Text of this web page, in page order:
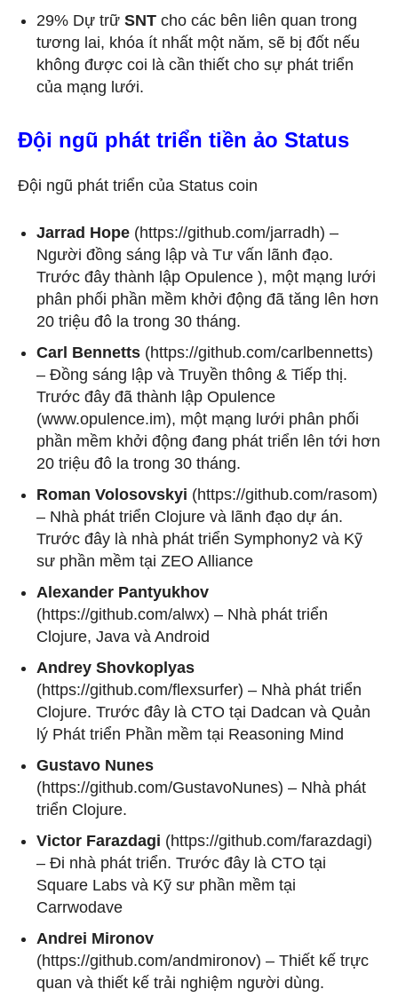
29% Dự trữ SNT cho các bên liên quan trong
tương lai, khóa ít nhất một năm, sẽ bị đốt nếu
không được coi là cần thiết cho sự phát triển
của mạng lưới.
Đội ngũ phát triển tiền ảo Status
Đội ngũ phát triển của Status coin
Jarrad Hope (https://github.com/jarradh) –
Người đồng sáng lập và Tư vấn lãnh đạo.
Trước đây thành lập Opulence ), một mạng lưới
phân phối phần mềm khởi động đã tăng lên hơn
20 triệu đô la trong 30 tháng.
Carl Bennetts (https://github.com/carlbennetts)
– Đồng sáng lập và Truyền thông & Tiếp thị.
Trước đây đã thành lập Opulence
(www.opulence.im), một mạng lưới phân phối
phần mềm khởi động đang phát triển lên tới hơn
20 triệu đô la trong 30 tháng.
Roman Volosovskyi (https://github.com/rasom)
– Nhà phát triển Clojure và lãnh đạo dự án.
Trước đây là nhà phát triển Symphony2 và Kỹ
sư phần mềm tại ZEO Alliance
Alexander Pantyukhov
(https://github.com/alwx) – Nhà phát triển
Clojure, Java và Android
Andrey Shovkoplyas
(https://github.com/flexsurfer) – Nhà phát triển
Clojure. Trước đây là CTO tại Dadcan và Quản
lý Phát triển Phần mềm tại Reasoning Mind
Gustavo Nunes
(https://github.com/GustavoNunes) – Nhà phát
triển Clojure.
Victor Farazdagi (https://github.com/farazdagi)
– Đi nhà phát triển. Trước đây là CTO tại
Square Labs và Kỹ sư phần mềm tại
Carrwodave
Andrei Mironov
(https://github.com/andmironov) – Thiết kế trực
quan và thiết kế trải nghiệm người dùng.